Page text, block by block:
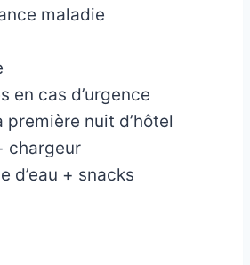
maladie
en cas d’urgence
première nuit d’hôtel
chargeur
d’eau + snacks